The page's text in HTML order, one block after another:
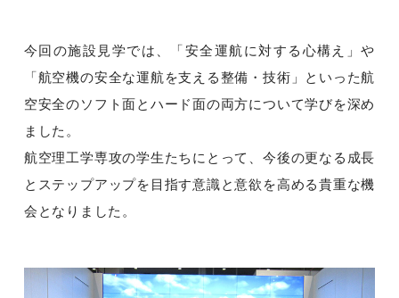
今回の施設見学では、「安全運航に対する心構え」や
「航空機の安全な運航を支える整備・技術」といった航
空安全のソフト面とハード面の両方について学びを深め
ました。
航空理工学専攻の学生たちにとって、今後の更なる成長
とステップアップを目指す意識と意欲を高める貴重な機
会となりました。